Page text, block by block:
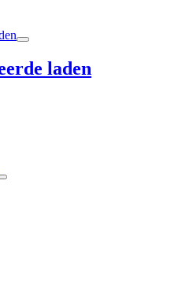
laden